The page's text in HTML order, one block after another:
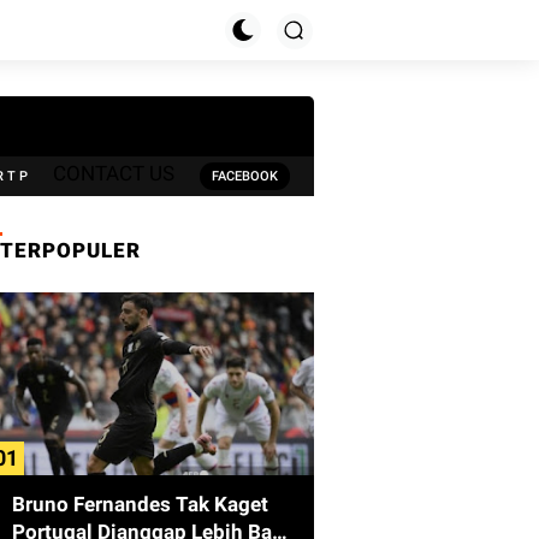
T P FACEBOOK
TERPOPULER
Bruno Fernandes Tak Kaget
Portugal Dianggap Lebih Baik